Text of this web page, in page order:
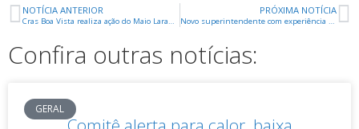
NOTÍCIA ANTERIOR
Cras Boa Vista realiza ação do Maio Laranja com crianças e adolescentes
PRÓXIMA NOTÍCIA
Novo superintendente com experiência em sete shoppings assume Shopping Uberaba
Confira outras notícias:
GERAL